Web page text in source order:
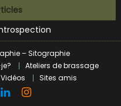
craft à Marseille
milieu brassicole
une bouchée de pain ?
– Sitographie
Ateliers de brassage
Vidéos Sites amis